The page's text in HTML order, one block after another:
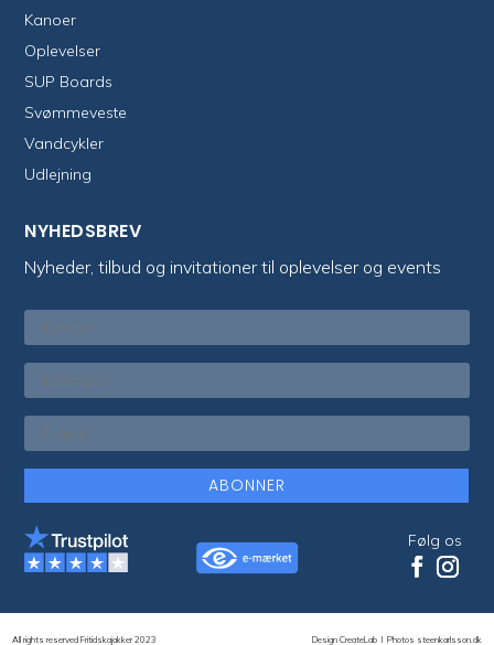
Kanoer
Oplevelser
SUP Boards
Svømmeveste
Vandcykler
Udlejning
NYHEDSBREV
Nyheder, tilbud og invitationer til oplevelser og events
ABONNER
Følg os
All rights reserved Fritidskajakker 2023 Design CreateLab IPhotos steenkarlsson.dk